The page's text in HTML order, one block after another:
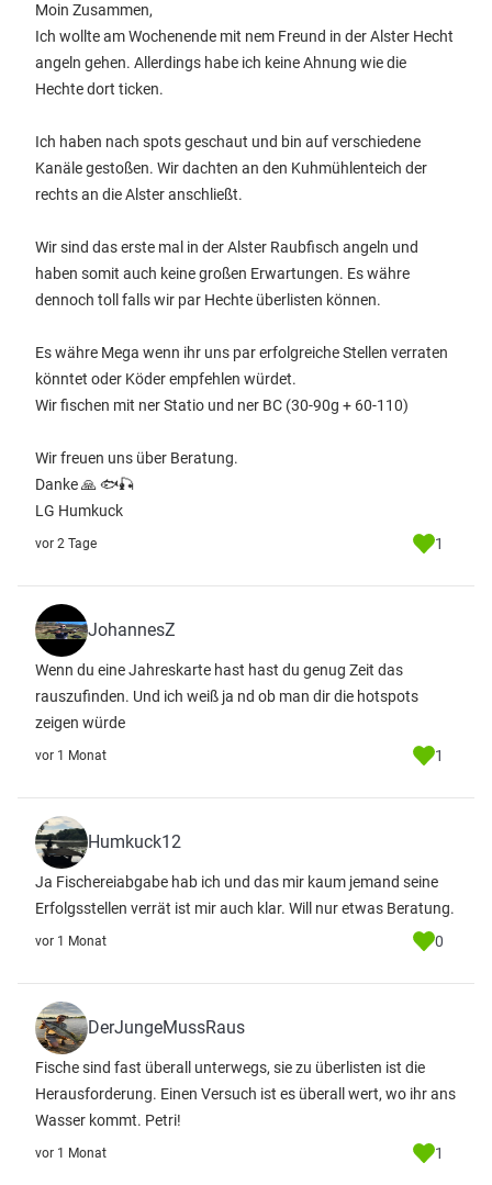
Moin Zusammen,
Ich wollte am Wochenende mit nem Freund in der Alster Hecht
angeln gehen. Allerdings habe ich keine Ahnung wie die
Hechte dort ticken.
Ich haben nach spots geschaut und bin auf verschiedene
Kanäle gestoßen. Wir dachten an den Kuhmühlenteich der
rechts an die Alster anschließt.
Wir sind das erste mal in der Alster Raubfisch angeln und
haben somit auch keine großen Erwartungen. Es währe
dennoch toll falls wir par Hechte überlisten können.
Es währe Mega wenn ihr uns par erfolgreiche Stellen verraten
könntet oder Köder empfehlen würdet.
Wir fischen mit ner Statio und ner BC (30-90g + 60-110)
Wir freuen uns über Beratung.
Danke 🙏 🐟🎣
LG Humkuck
vor 2 Tage 1
JohannesZ
Wenn du eine Jahreskarte hast hast du genug Zeit das
rauszufinden. Und ich weiß ja nd ob man dir die hotspots
zeigen würde
vor 1 Monat 1
Humkuck12
Ja Fischereiabgabe hab ich und das mir kaum jemand seine
Erfolgsstellen verrät ist mir auch klar. Will nur etwas Beratung.
vor 1 Monat 0
DerJungeMussRaus
Fische sind fast überall unterwegs, sie zu überlisten ist die
Herausforderung. Einen Versuch ist es überall wert, wo ihr ans
Wasser kommt. Petri!
vor 1 Monat 1